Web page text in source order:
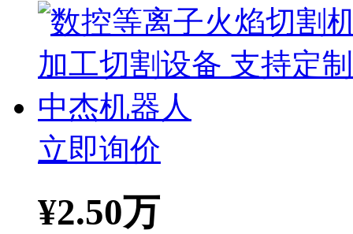
立即询价
¥2.50万